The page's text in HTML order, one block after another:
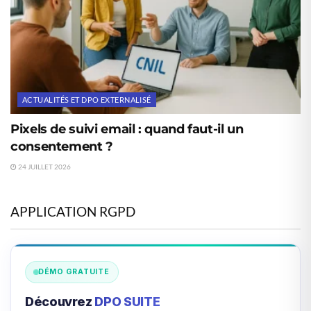
ACTUALITÉS ET DPO EXTERNALISÉ
Pixels de suivi email : quand faut-il un
consentement ?
24 JUILLET 2026
APPLICATION RGPD
DÉMO GRATUITE
Découvrez DPO SUITE